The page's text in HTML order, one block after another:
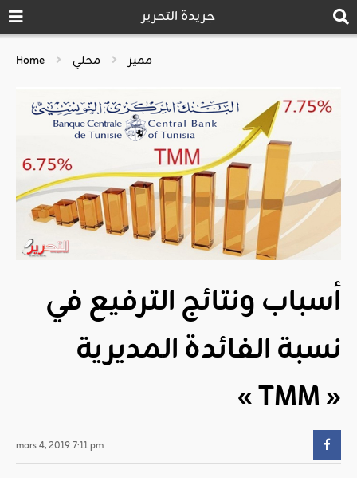
جريدة التحرير
Home مميز محلي
أسباب ونتائج الترفيع في
نسبة الفائدة المديرية
« TMM »
mars 4, 2019 7:11 pm